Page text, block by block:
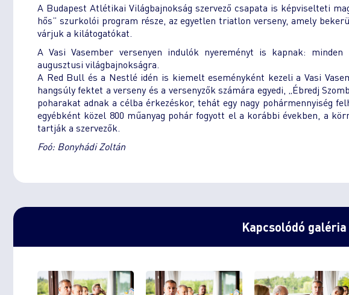
A Budapest Atlétikai Világbajnokság szervező csapata is képviselteti
hős” szurkolói program része, az egyetlen triatlon verseny, amely
várjuk a kilátogatókat.
A Vasi Vasember versenyen indulók nyereményt is kapnak:
augusztusi világbajnokságra.
A Red Bull és a Nestlé idén is kiemelt eseményként kezeli a Vasi
hangsúly fektet a verseny és a versenyzők számára egyedi, „Ébredj
poharakat adnak a célba érkezéskor, tehát egy nagy pohármennyiség
egyébként közel 800 műanyag pohár fogyott el a korábbi években, a
tartják a szervezők.
Foó: Bonyhádi Zoltán
Kapcsolódó galéria